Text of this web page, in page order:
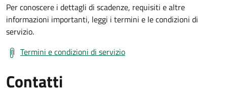
Per conoscere i dettagli di scadenze, requisiti e altre
informazioni importanti, leggi i termini e le condizioni di
servizio.
Termini e condizioni di servizio
Contatti